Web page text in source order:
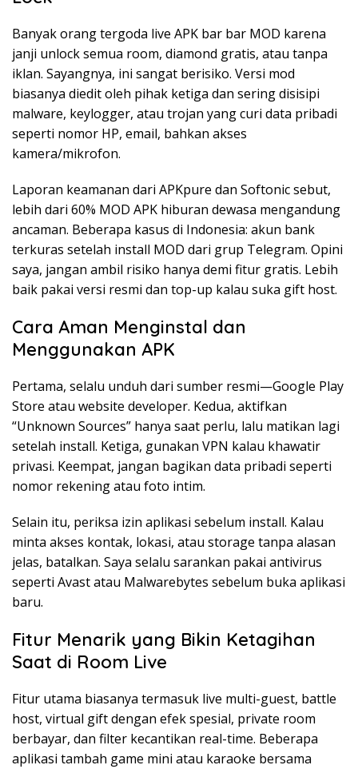
Banyak orang tergoda live APK bar bar MOD karena
janji unlock semua room, diamond gratis, atau tanpa
iklan. Sayangnya, ini sangat berisiko. Versi mod
biasanya diedit oleh pihak ketiga dan sering disisipi
malware, keylogger, atau trojan yang curi data pribadi
seperti nomor HP, email, bahkan akses
kamera/mikrofon.
Laporan keamanan dari APKpure dan Softonic sebut,
lebih dari 60% MOD APK hiburan dewasa mengandung
ancaman. Beberapa kasus di Indonesia: akun bank
terkuras setelah install MOD dari grup Telegram. Opini
saya, jangan ambil risiko hanya demi fitur gratis. Lebih
baik pakai versi resmi dan top-up kalau suka gift host.
Cara Aman Menginstal dan
Menggunakan APK
Pertama, selalu unduh dari sumber resmi—Google Play
Store atau website developer. Kedua, aktifkan
“Unknown Sources” hanya saat perlu, lalu matikan lagi
setelah install. Ketiga, gunakan VPN kalau khawatir
privasi. Keempat, jangan bagikan data pribadi seperti
nomor rekening atau foto intim.
Selain itu, periksa izin aplikasi sebelum install. Kalau
minta akses kontak, lokasi, atau storage tanpa alasan
jelas, batalkan. Saya selalu sarankan pakai antivirus
seperti Avast atau Malwarebytes sebelum buka aplikasi
baru.
Fitur Menarik yang Bikin Ketagihan
Saat di Room Live
Fitur utama biasanya termasuk live multi-guest, battle
host, virtual gift dengan efek spesial, private room
berbayar, dan filter kecantikan real-time. Beberapa
aplikasi tambah game mini atau karaoke bersama